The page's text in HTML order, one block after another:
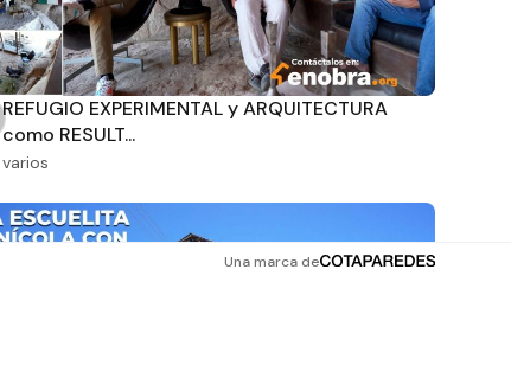
REFUGIO EXPERIMENTAL y ARQUITECTURA
como RESULT...
varios
Una marca de